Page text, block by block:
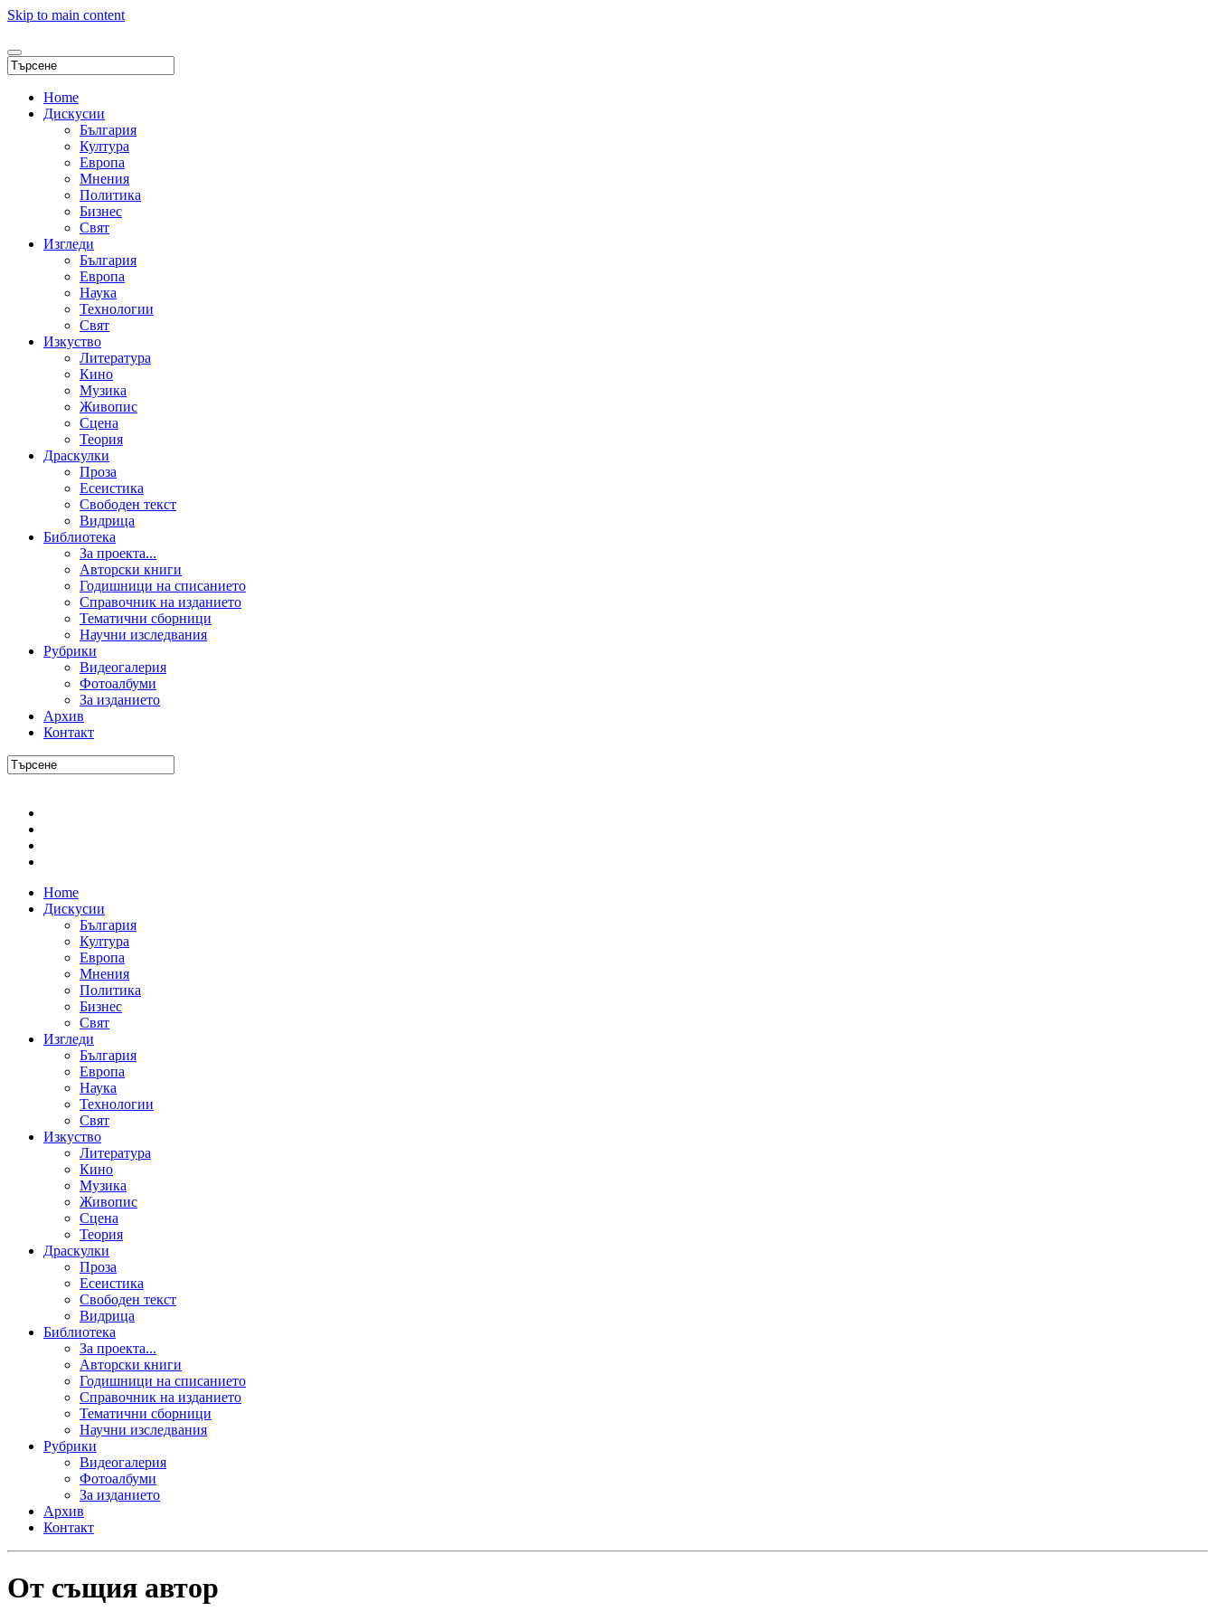
Skip to main content
Home
Дискусии
България
Култура
Европа
Мнения
Политика
Бизнес
Свят
Изгледи
България
Европа
Наука
Технологии
Свят
Изкуство
Литература
Кино
Музика
Живопис
Сцена
Теория
Драскулки
Проза
Есеистика
Свободен текст
Видрица
Библиотека
За проекта...
Авторски книги
Годишници на списанието
Справочник на изданието
Тематични сборници
Научни изследвания
Рубрики
Видеогалерия
Фотоалбуми
За изданието
Архив
Контакт
Home
Дискусии
България
Култура
Европа
Мнения
Политика
Бизнес
Свят
Изгледи
България
Европа
Наука
Технологии
Свят
Изкуство
Литература
Кино
Музика
Живопис
Сцена
Теория
Драскулки
Проза
Есеистика
Свободен текст
Видрица
Библиотека
За проекта...
Авторски книги
Годишници на списанието
Справочник на изданието
Тематични сборници
Научни изследвания
Рубрики
Видеогалерия
Фотоалбуми
За изданието
Архив
Контакт
От същия автор